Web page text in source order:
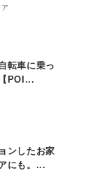
転車に乗っ
POI...
ンしたお家
にも。...